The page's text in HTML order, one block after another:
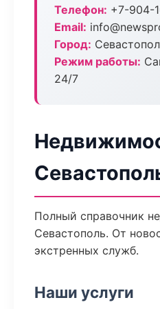
Телефон: +7-904-
Email:
Город:
Режим работы:
24/7
Полный справочник
Севастополь. От
экстренных служб.
Наши услуги